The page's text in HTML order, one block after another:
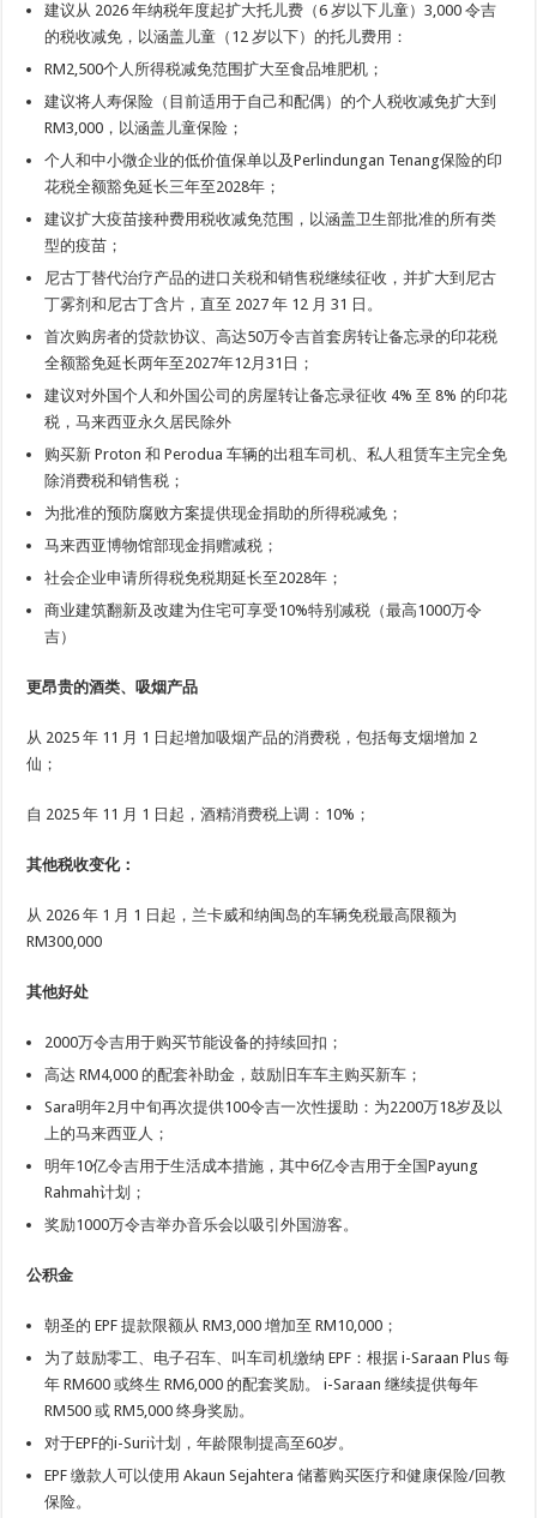
建议从 2026 年纳税年度起扩大托儿费（6 岁以下儿童）3,000 令吉
的税收减免，以涵盖儿童（12 岁以下）的托儿费用：
RM2,500个人所得税减免范围扩大至食品堆肥机；
建议将人寿保险（目前适用于自己和配偶）的个人税收减免扩大到
RM3,000，以涵盖儿童保险；
个人和中小微企业的低价值保单以及Perlindungan Tenang保险的印
花税全额豁免延长三年至2028年；
建议扩大疫苗接种费用税收减免范围，以涵盖卫生部批准的所有类
型的疫苗；
尼古丁替代治疗产品的进口关税和销售税继续征收，并扩大到尼古
丁雾剂和尼古丁含片，直至 2027 年 12 月 31 日。
首次购房者的贷款协议、高达50万令吉首套房转让备忘录的印花税
全额豁免延长两年至2027年12月31日；
建议对外国个人和外国公司的房屋转让备忘录征收 4% 至 8% 的印花
税，马来西亚永久居民除外
购买新 Proton 和 Perodua 车辆的出租车司机、私人租赁车主完全免
除消费税和销售税；
为批准的预防腐败方案提供现金捐助的所得税减免；
马来西亚博物馆部现金捐赠减税；
社会企业申请所得税免税期延长至2028年；
商业建筑翻新及改建为住宅可享受10%特别减税（最高1000万令
吉）
更昂贵的酒类、吸烟产品
从 2025 年 11 月 1 日起增加吸烟产品的消费税，包括每支烟增加 2
仙；
自 2025 年 11 月 1 日起，酒精消费税上调：10%；
其他税收变化：
从 2026 年 1 月 1 日起，兰卡威和纳闽岛的车辆免税最高限额为
RM300,000
其他好处
2000万令吉用于购买节能设备的持续回扣；
高达 RM4,000 的配套补助金，鼓励旧车车主购买新车；
Sara明年2月中旬再次提供100令吉一次性援助：为2200万18岁及以
上的马来西亚人；
明年10亿令吉用于生活成本措施，其中6亿令吉用于全国Payung
Rahmah计划；
奖励1000万令吉举办音乐会以吸引外国游客。
公积金
朝圣的 EPF 提款限额从 RM3,000 增加至 RM10,000；
为了鼓励零工、电子召车、叫车司机缴纳 EPF：根据 i-Saraan Plus 每
年 RM600 或终生 RM6,000 的配套奖励。 i-Saraan 继续提供每年
RM500 或 RM5,000 终身奖励。
对于EPF的i-Suri计划，年龄限制提高至60岁。
EPF 缴款人可以使用 Akaun Sejahtera 储蓄购买医疗和健康保险/回教
保险。